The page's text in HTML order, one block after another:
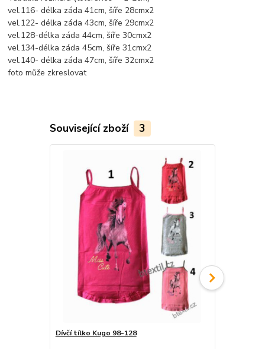
vel.116- délka záda 41cm, šíře 28cmx2
vel.122- délka záda 43cm, šíře 29cmx2
vel.128-délka záda 44cm, šíře 30cmx2
vel.134-délka záda 45cm, šíře 31cmx2
vel.140- délka záda 47cm, šíře 32cmx2
foto může zkreslovat
Související zboží 3
Dívčí tílko Kugo 98-128